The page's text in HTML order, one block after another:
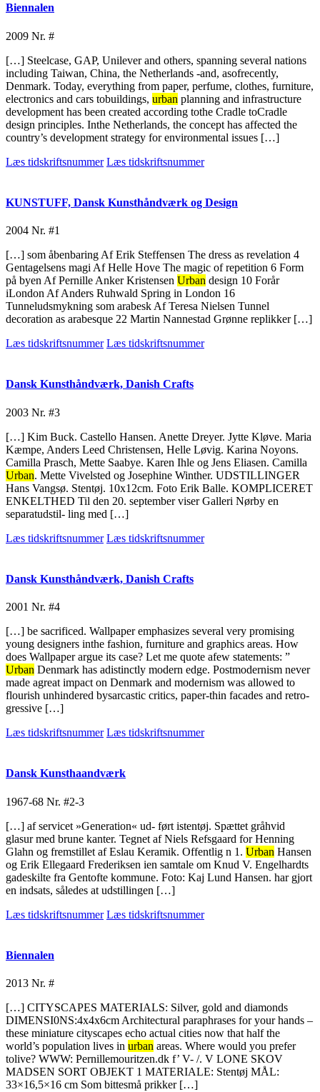
Biennalen
2009 Nr. #
[…] Steelcase, GAP, Unilever and others, spanning several nations
including Taiwan, China, the Netherlands -and, asofrecently,
Denmark. Today, everything from paper, perfume, clothes, furniture,
electronics and cars tobuildings, urban planning and infrastructure
development has been created according tothe Cradle toCradle
design principles. Inthe Netherlands, the concept has affected the
country’s development strategy for environmental issues […]
Læs tidskriftsnummer Læs tidskriftsnummer
KUNSTUFF, Dansk Kunsthåndværk og Design
2004 Nr. #1
[…] som åbenbaring Af Erik Steffensen The dress as revelation 4
Gentagelsens magi Af Helle Hove The magic of repetition 6 Form
på byen Af Pernille Anker Kristensen Urban design 10 Forår
iLondon Af Anders Ruhwald Spring in London 16
Tunneludsmykning som arabesk Af Teresa Nielsen Tunnel
decoration as arabesque 22 Martin Nannestad Grønne replikker […]
Læs tidskriftsnummer Læs tidskriftsnummer
Dansk Kunsthåndværk, Danish Crafts
2003 Nr. #3
[…] Kim Buck. Castello Hansen. Anette Dreyer. Jytte Kløve. Maria
Kæmpe, Anders Leed Christensen, Helle Løvig. Karina Noyons.
Camilla Prasch, Mette Saabye. Karen Ihle og Jens Eliasen. Camilla
Urban. Mette Vivelsted og Josephine Winther. UDSTILLINGER
Hans Vangsø. Stentøj. 10x12cm. Foto Erik Balle. KOMPLICERET
ENKELTHED Til den 20. september viser Galleri Nørby en
separatudstil- ling med […]
Læs tidskriftsnummer Læs tidskriftsnummer
Dansk Kunsthåndværk, Danish Crafts
2001 Nr. #4
[…] be sacrificed. Wallpaper emphasizes several very promising
young designers inthe fashion, furniture and graphics areas. How
does Wallpaper argue its case? Let me quote afew statements: ”
Urban Denmark has adistinctly modern edge. Postmodernism never
made agreat impact on Denmark and modernism was allowed to
flourish unhindered bysarcastic critics, paper-thin facades and retro-
gressive […]
Læs tidskriftsnummer Læs tidskriftsnummer
Dansk Kunsthaandværk
1967-68 Nr. #2-3
[…] af servicet »Generation« ud- ført istentøj. Spættet gråhvid
glasur med brune kanter. Tegnet af Niels Refsgaard for Henning
Glahn og fremstillet af Eslau Keramik. Offentlig n 1. Urban Hansen
og Erik Ellegaard Frederiksen ien samtale om Knud V. Engelhardts
gadeskilte fra Gentofte kommune. Foto: Kaj Lund Hansen. har gjort
en indsats, således at udstillingen […]
Læs tidskriftsnummer Læs tidskriftsnummer
Biennalen
2013 Nr. #
[…] CITYSCAPES MATERIALS: Silver, gold and diamonds
DIMENSI0NS:4x4x6cm Architectural paraphrases for your hands –
these miniature cityscapes echo actual cities now that half the
world’s population lives in urban areas. Where would you prefer
tolive? WWW: Pernillemouritzen.dk f’ V- /. V LONE SKOV
MADSEN SORT OBJEKT 1 MATERIALE: Stentøj MÅL:
33×16,5×16 cm Som bittesmå prikker […]